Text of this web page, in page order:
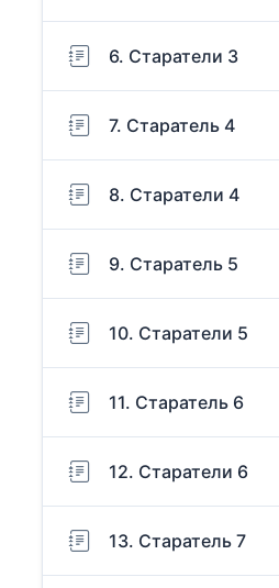
6. Старатели 3
7. Старатель 4
8. Старатели 4
9. Старатель 5
10. Старатели 5
11. Старатель 6
12. Старатели 6
13. Старатель 7